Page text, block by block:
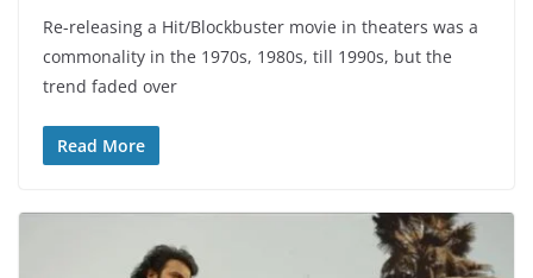
Re-releasing a Hit/Blockbuster movie in theaters was a
commonality in the 1970s, 1980s, till 1990s, but the
trend faded over
Read More